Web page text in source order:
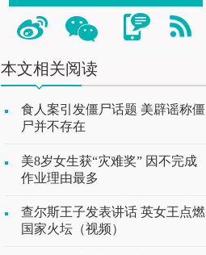
本文相关阅读
食人案引发僵尸话题 美辟谣称僵
尸并不存在
美8岁女生获“灾难奖” 因不完成
作业理由最多
查尔斯王子发表讲话 英女王点燃
国家火坛（视频）